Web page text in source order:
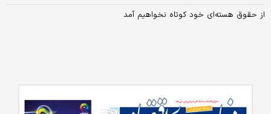
از حقوق هسته‌ای خود کوتاه نخواهیم آمد